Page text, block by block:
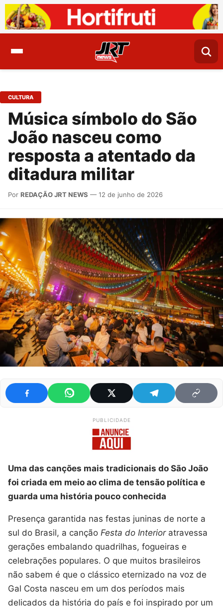
CULTURA
Música símbolo do São
João nasceu como
resposta a atentado da
ditadura militar
Por REDAÇÃO JRT NEWS — 12 de junho de 2026
PUBLICIDADE
Uma das canções mais tradicionais do São João
foi criada em meio ao clima de tensão política e
guarda uma história pouco conhecida
Presença garantida nas festas juninas de norte a
sul do Brasil, a canção Festa do Interioratravessa
gerações embalando quadrilhas, fogueiras e
celebrações populares. O que muitos brasileiros
não sabem é que o clássico eternizado na voz de
Gal Costa nasceu em um dos períodos mais
delicados da história do país e foi inspirado por um